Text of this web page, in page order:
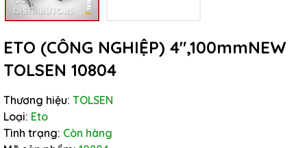
ETO (CÔNG NGHIỆP) 4",100mmNEW
TOLSEN 10804
Thương hiệu: TOLSEN
Loại: Eto
Tình trạng: Còn hàng